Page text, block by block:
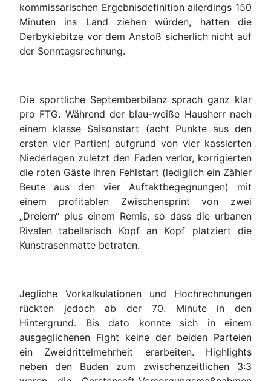
kommissarischen Ergebnisdefinition allerdings 150
Minuten ins Land ziehen würden, hatten die
Derbykiebitze vor dem Anstoß sicherlich nicht auf
der Sonntagsrechnung.
Die sportliche Septemberbilanz sprach ganz klar
pro FTG. Während der blau-weiße Hausherr nach
einem klasse Saisonstart (acht Punkte aus den
ersten vier Partien) aufgrund von vier kassierten
Niederlagen zuletzt den Faden verlor, korrigierten
die roten Gäste ihren Fehlstart (lediglich ein Zähler
Beute aus den vier Auftaktbegegnungen) mit
einem profitablen Zwischensprint von zwei
„Dreiern“ plus einem Remis, so dass die urbanen
Rivalen tabellarisch Kopf an Kopf platziert die
Kunstrasenmatte betraten.
Jegliche Vorkalkulationen und Hochrechnungen
rückten jedoch ab der 70. Minute in den
Hintergrund. Bis dato konnte sich in einem
ausgeglichenen Fight keine der beiden Parteien
ein Zweidrittelmehrheit erarbeiten. Highlights
neben den Buden zum zwischenzeitlichen 3:3